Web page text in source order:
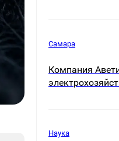
Самара
Компания
Наука